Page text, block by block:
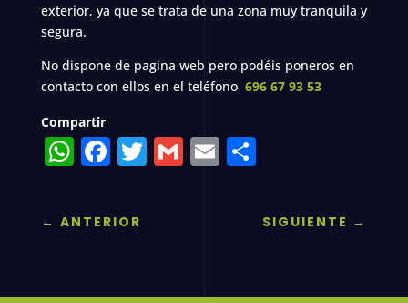
exterior, ya que se trata de una zona muy tranquila y
segura.
No dispone de pagina web pero podéis poneros en
contacto con ellos en el teléfono 696 67 93 53
Compartir
WhatsApp
Facebook
Twitter
Gmail
EmailCompartir
← ANTERIOR SIGUIENTE →